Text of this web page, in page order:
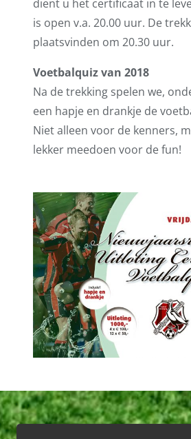
dient u het certificaat in te
is open v.a. 20.00 uur. De
plaatsvinden om 20.30 uur.
Voetbalquiz van 2018
Na de trekking spelen we,
een hapje en drankje de
Niet alleen voor de kenners,
lekker meedoen voor de fun!